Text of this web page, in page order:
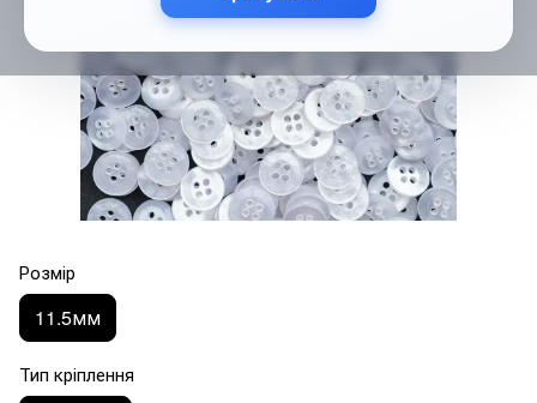
Розмір
11.5мм
Тип кріплення